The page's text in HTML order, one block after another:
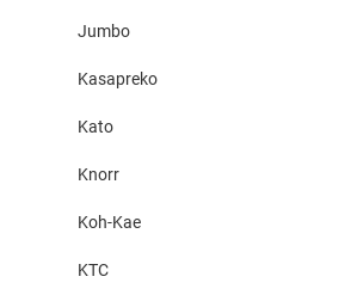
Jumbo
Kasapreko
Kato
Knorr
Koh-Kae
KTC